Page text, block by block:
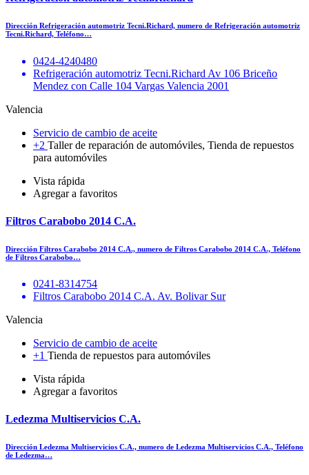
Dirección Refrigeración automotriz Tecni.Richard, numero de Refrigeración automotriz
Tecni.Richard, Teléfono…
0424-4240480
Refrigeración automotriz Tecni.Richard Av 106 Briceño
Mendez con Calle 104 Vargas Valencia 2001
Valencia
Servicio de cambio de aceite
+2 Taller de reparación de automóviles, Tienda de repuestos
para automóviles
Vista rápida
Agregar a favoritos
Filtros Carabobo 2014 C.A.
Dirección Filtros Carabobo 2014 C.A., numero de Filtros Carabobo 2014 C.A., Teléfono
de Filtros Carabobo…
0241-8314754
Filtros Carabobo 2014 C.A. Av. Bolivar Sur
Valencia
Servicio de cambio de aceite
+1 Tienda de repuestos para automóviles
Vista rápida
Agregar a favoritos
Ledezma Multiservicios C.A.
Dirección Ledezma Multiservicios C.A., numero de Ledezma Multiservicios C.A., Teléfono
de Ledezma…